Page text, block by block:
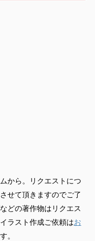
から。リクエストにつ
せて頂きますのでご了
どの著作物はリクエス
ラスト作成ご依頼はお
。